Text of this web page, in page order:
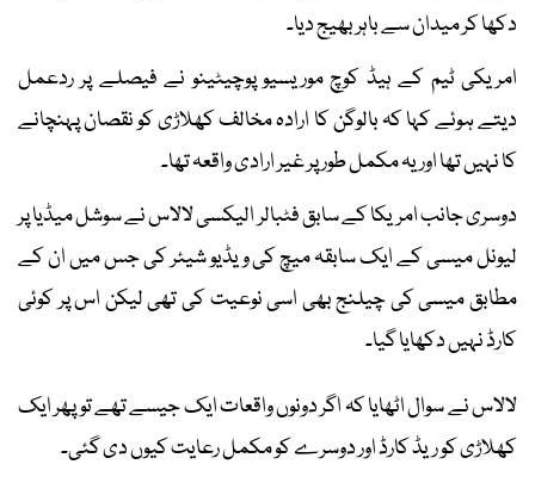
دکھا کر میدان سے باہر بھیج دیا۔
امریکی ٹیم کے ہیڈ کوچ موریسیو پوچیٹینو نے فیصلے پر ردعمل
دیتے ہوئے کہا کہ بالوگن کا ارادہ مخالف کھلاڑی کو نقصان پہنچانے
کا نہیں تھا اور یہ مکمل طور پر غیر ارادی واقعہ تھا۔
دوسری جانب امریکا کے سابق فٹبالر الیکسی لالاس نے سوشل میڈیا پر
لیونل میسی کے ایک سابقہ میچ کی ویڈیو شیئر کی جس میں ان کے
مطابق میسی کی چیلنج بھی اسی نوعیت کی تھی لیکن اس پر کوئی
کارڈ نہیں دکھایا گیا۔
لالاس نے سوال اٹھایا کہ اگر دونوں واقعات ایک جیسے تھے تو پھر ایک
کھلاڑی کو ریڈ کارڈ اور دوسرے کو مکمل رعایت کیوں دی گئی۔